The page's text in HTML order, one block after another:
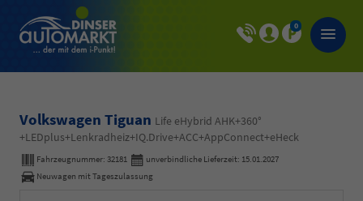
0
Volkswagen Tiguan Life eHybrid AHK+360°
+LEDplus+Lenkradheiz+IQ.Drive+ACC+AppConnect+eHeck
Fahrzeugnummer: 32181 unverbindliche Lieferzeit: 15.01.2027
Neuwagen mit Tageszulassung